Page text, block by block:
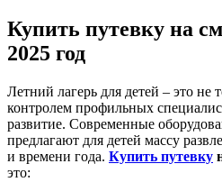
Купить путевку на
2025 год
Летний лагерь для детей – это не
контролем профильных
развитие. Современные
предлагают для детей массу
и времени года. Купить путевку
это: